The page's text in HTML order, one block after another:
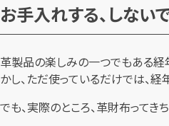
お手入れする、しない
革製品の楽しみの一つでもある経
かし、ただ使っているだけでは、
でも、実際のところ、革財布って